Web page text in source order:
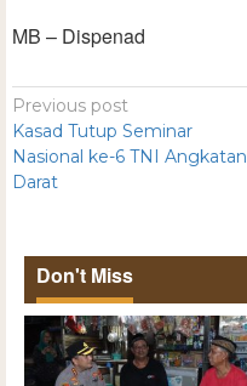
MB – Dispenad
Previous post
Kasad Tutup Seminar
Nasional ke-6 TNI Angkatan
Darat
Don't Miss